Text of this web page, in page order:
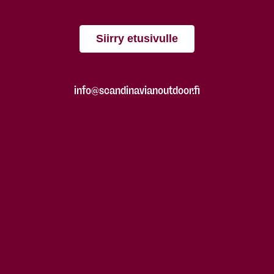
Siirry etusivulle
info@scandinavianoutdoor.fi